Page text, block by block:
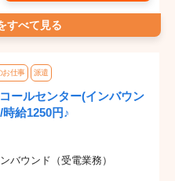
すべて見る
お仕事 派遣
ールセンター(インバウン
時給1250円♪
バウンド（受電業務）